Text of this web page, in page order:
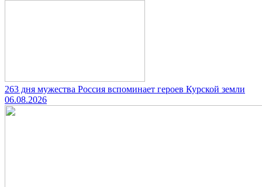
263 дня мужества Россия вспоминает героев Курской земли
06.08.2026